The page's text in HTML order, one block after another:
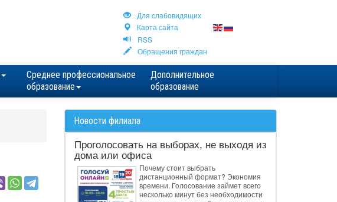
Для cлабовидящих
Карта сайта
RSS
Обращения граждан
Среднее профессиональное
образование
Дополнительное
образование
Новости филиала
Проголосовать на выборах, не выходя из
дома или офиса
Почему стоит выбрать
дистанционный формат? Экономия
времени. Голосование займет всего
несколько минут без необходимости